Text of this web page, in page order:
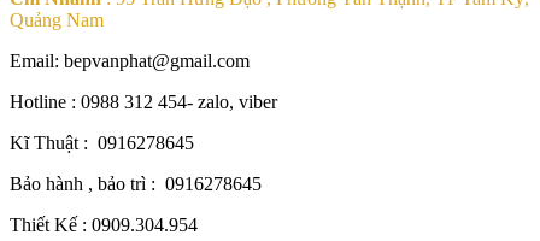
Quảng Nam
Email: bepvanphat@gmail.com
Hotline : 0988 312 454- zalo, viber
Kĩ Thuật : 0916278645
Bảo hành , bảo trì : 0916278645
Thiết Kế : 0909.304.954